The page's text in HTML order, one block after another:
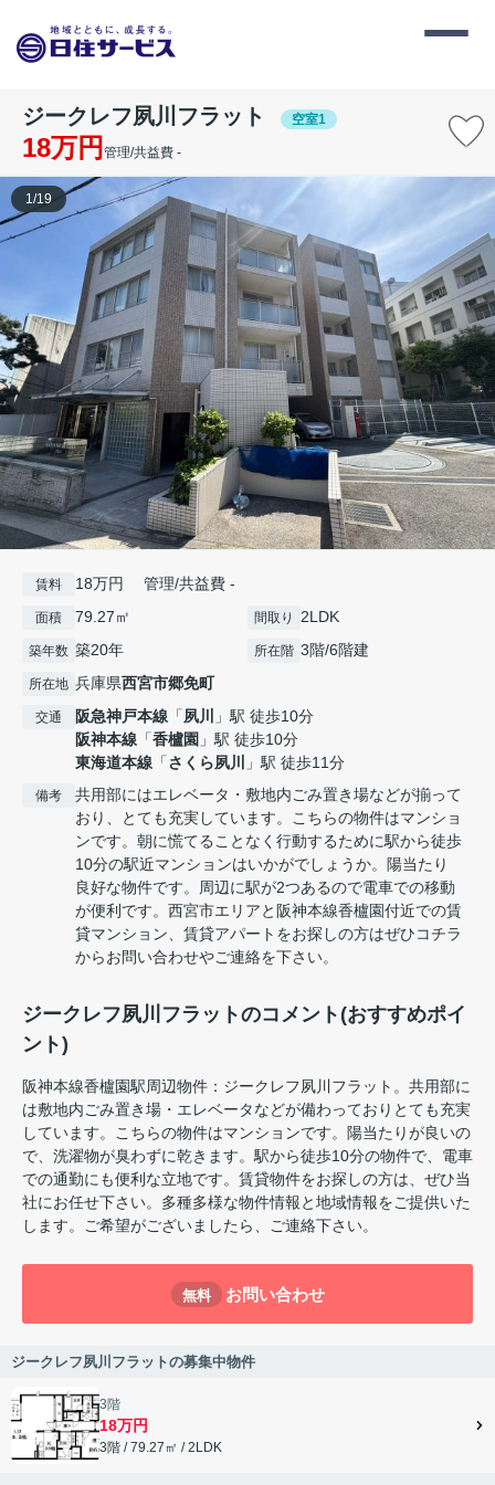
ジークレフ夙川フラット 空室1
18万円 管理/共益費 -
1/19
賃料 18万円 管理/共益費 -
面積 79.27㎡ 間取り 2LDK
築年数 築20年 所在階 3階/6階建
所在地 兵庫県西宮市郷免町
交通 阪急神戸本線 「夙川
」駅 徒歩10分
阪神本線 「香櫨園 」駅 徒歩10分
東海道本線 「さくら夙川 」駅 徒歩11分
備考
共用部にはエレベータ・敷地内ごみ置き場などが揃って
おり、とても充実しています。こちらの物件はマンショ
ンです。朝に慌てることなく行動するために駅から徒歩
10分の駅近マンションはいかがでしょうか。陽当たり
良好な物件です。周辺に駅が2つあるので電車での移動
が便利です。西宮市エリアと阪神本線香櫨園付近での賃
貸マンション、賃貸アパートをお探しの方はぜひコチラ
からお問い合わせやご連絡を下さい。
ジークレフ夙川フラットのコメント(おすすめポイ
ント)
阪神本線香櫨園駅周辺物件：ジークレフ夙川フラット。共用部に
は敷地内ごみ置き場・エレベータなどが備わっておりとても充実
しています。こちらの物件はマンションです。陽当たりが良いの
で、洗濯物が臭わずに乾きます。駅から徒歩10分の物件で、電車
での通勤にも便利な立地です。賃貸物件をお探しの方は、ぜひ当
社にお任せ下さい。多種多様な物件情報と地域情報をご提供いた
します。ご希望がございましたら、ご連絡下さい。
無料 お問い合わせ
ジークレフ夙川フラットの募集中物件
3階
18万円
3階 / 79.27㎡ / 2LDK